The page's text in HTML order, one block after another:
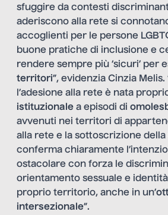
sfuggire da contesti
aderiscono alla rete si
accoglienti per le persone
buone pratiche di inclusione e
rendere sempre più ‘sicuri’ per
territori”, evidenzia Cinzia Melis.
l’adesione alla rete è nata
istituzionale a episodi di
avvenuti nei territori di
alla rete e la sottoscrizione
conferma chiaramente
ostacolare con forza le
orientamento sessuale e
proprio territorio, anche in un’
intersezionale”.